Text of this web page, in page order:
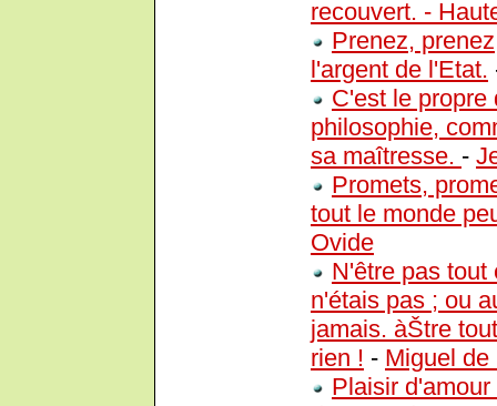
recouvert. -
Prenez,
l'argent de l'Etat.
C'est le propre
philosophie,
sa maîtresse. -
Promets,
tout le monde
Ovide
N'être pas tout
n'étais pas ; ou
jamais. àŠtre
rien ! - Miguel de
Plaisir